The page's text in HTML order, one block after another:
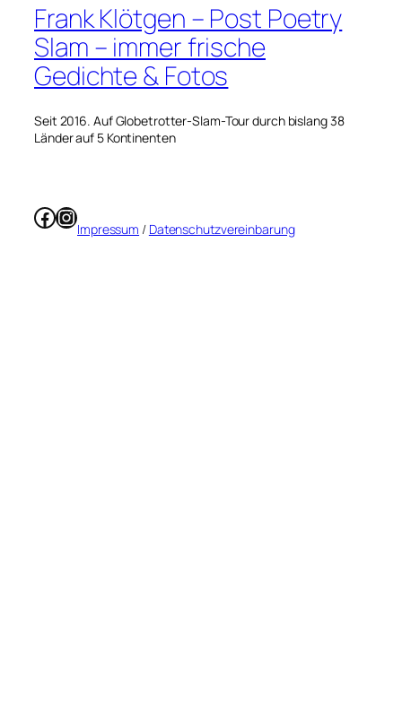
Frank Klötgen – Post Poetry
Slam – immer frische
Gedichte & Fotos
Seit 2016. Auf Globetrotter-Slam-Tour durch bislang 38
Länder auf 5 Kontinenten
Facebook
Instagram
Impressum / Datenschutzvereinbarung